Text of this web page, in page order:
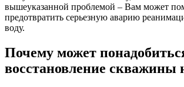
вышеуказанной проблемой – Вам может
предотвратить серьезную аварию
воду.
Почему может
восстановление скважины